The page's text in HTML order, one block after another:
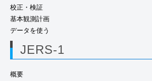
校正・検証
基本観測計画
データを使う
JERS-1
概要